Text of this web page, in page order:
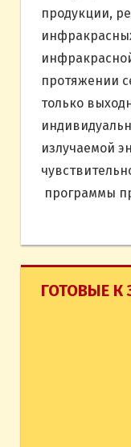
продукции,
протяжении
только
излучаемой
программы
ГОТОВЫЕ К